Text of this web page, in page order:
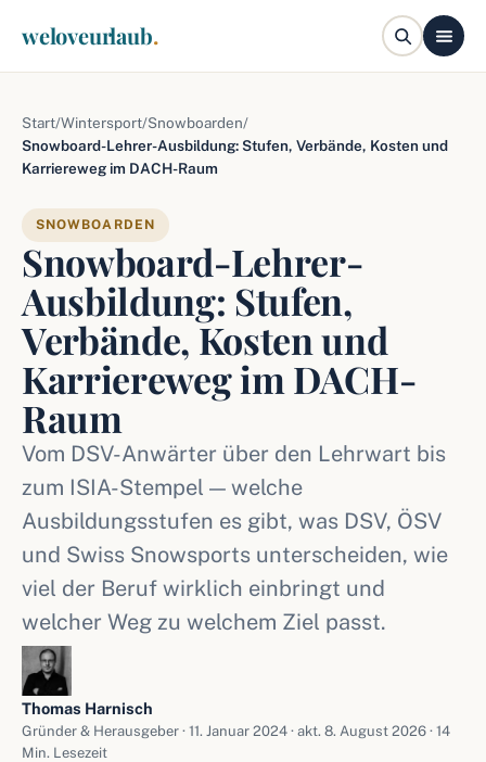
weloveurlaub.
Start/Wintersport/Snowboarden/
Snowboard-Lehrer-Ausbildung: Stufen, Verbände, Kosten und
Karriereweg im DACH-Raum
SNOWBOARDEN
Snowboard-Lehrer-
Ausbildung: Stufen,
Verbände, Kosten und
Karriereweg im DACH-
Raum
Vom DSV-Anwärter über den Lehrwart bis
zum ISIA-Stempel — welche
Ausbildungsstufen es gibt, was DSV, ÖSV
und Swiss Snowsports unterscheiden, wie
viel der Beruf wirklich einbringt und
welcher Weg zu welchem Ziel passt.
Thomas Harnisch
Gründer & Herausgeber · 11. Januar 2024 · akt. 8. August 2026 · 14
Min. Lesezeit